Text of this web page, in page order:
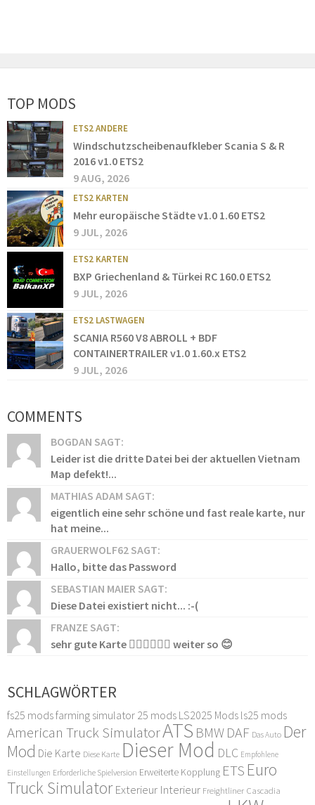
TOP MODS
ETS2 ANDERE
Windschutzscheibenaufkleber Scania S & R
2016 v1.0 ETS2
9 AUG, 2026
ETS2 KARTEN
Mehr europäische Städte v1.0 1.60 ETS2
9 JUL, 2026
ETS2 KARTEN
BXP Griechenland & Türkei RC 160.0 ETS2
9 JUL, 2026
ETS2 LASTWAGEN
SCANIA R560 V8 ABROLL + BDF
CONTAINERTRAILER v1.0 1.60.x ETS2
9 JUL, 2026
COMMENTS
BOGDAN SAGT:
Leider ist die dritte Datei bei der aktuellen Vietnam
Map defekt!...
MATHIAS ADAM SAGT:
eigentlich eine sehr schöne und fast reale karte, nur
hat meine...
GRAUERWOLF62 SAGT:
Hallo, bitte das Password
SEBASTIAN MAIER SAGT:
Diese Datei existiert nicht... :-(
FRANZE SAGT:
sehr gute Karte 👍🏻👍🏻👍🏻 weiter so 😊
SCHLAGWÖRTER
fs25 modsfarming simulator 25 mods LS2025 Mods ls25 mods
American Truck SimulatorATS BMW DAF Das Auto Der
Mod Die Karte Diese Karte Dieser Mod DLC Empfohlene
Einstellungen Erforderliche Spielversion Erweiterte Kopplung ETS Euro
Truck Simulator Exterieur Interieur Freightliner Cascadia